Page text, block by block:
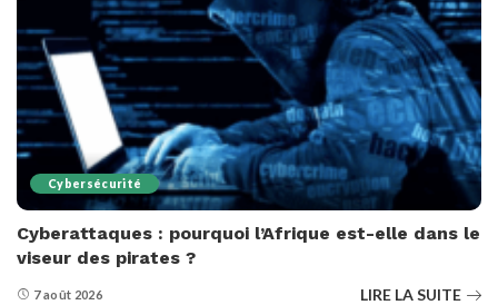
Cybersécurité
Cyberattaques : pourquoi l’Afrique est-elle dans le
viseur des pirates ?
7 août 2026 LIRE LA SUITE